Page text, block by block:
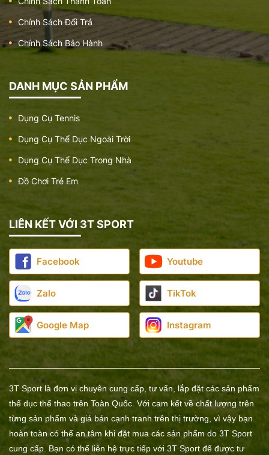
Chính Sách Đổi Trả
Chính Sách Bảo Hành
DANH MỤC SẢN PHẨM
Dụng Cụ Tennis
Dụng Cụ Thể Dục Ngoài Trời
Dụng Cụ Thể Dục Trong Nhà
Đồ Chơi Trẻ Em
LIÊN KẾT VỚI 3T SPORT
Facebook Youtube
Zalo TikTok
Google Map Instagram
3T Sport là đơn vị chuyên cung cấp, tư vấn, lắp đặt các sản phẩm
thể dục thể thao trên Toàn Quốc. Với cam kết về chất lượng trên
từng sản phẩm và giá bán cạnh tranh trên thị trường, vì vậy bạn
hoàn toàn có thể an tâm khi đặt mua các sản phẩm do 3T Sport
cung cấp. Bạn có thể liên hệ trực tiếp với 3T Sport để được tư